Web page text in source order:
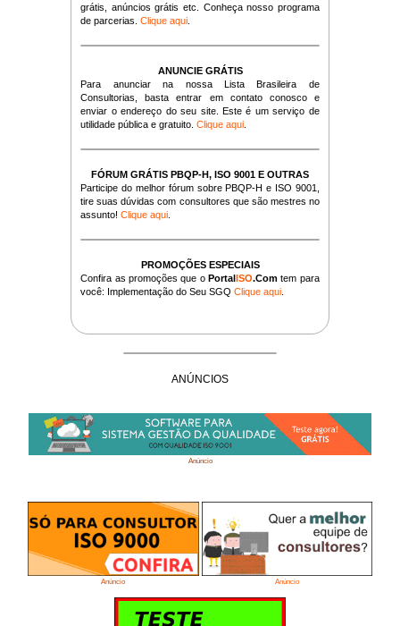
grátis, anúncios grátis etc. Conheça nosso programa
de parcerias.Clique aqui
ANUNCIE GRÁTIS
Para anunciar na nossa Lista Brasileira de
Consultorias, basta entrar em contato conosco e
enviar o endereço do seu site. Este é um serviço de
utilidade pública e gratuito.Clique aqui
FÓRUM GRÁTIS PBQP-H, ISO 9001 E OUTRAS
Participe do melhor fórum sobre PBQP-H e ISO 9001,
tire suas dúvidas com consultores que são mestres no
assunto!Clique aqui
PROMOÇÕES ESPECIAIS
Confira as promoções que oPortalISO.Com tem para
você: Implementação do Seu SGQClique aqui
ANÚNCIOS
Anúncio
Anúncio Anúncio